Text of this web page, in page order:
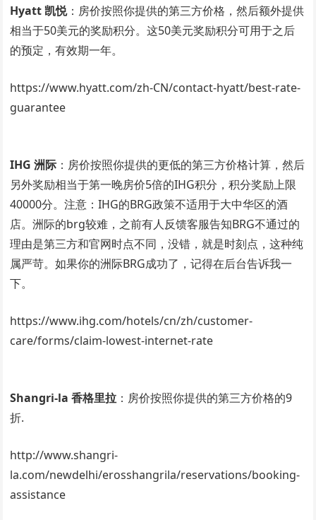
Hyatt 凯悦：房价按照你提供的第三方价格，然后额外提供
相当于50美元的奖励积分。这50美元奖励积分可用于之后
的预定，有效期一年。
https://www.hyatt.com/zh-CN/contact-hyatt/best-rate-
guarantee
IHG 洲际 ：房价按照你提供的更低的第三方价格计算，然后
另外奖励相当于第一晚房价5倍的IHG积分，积分奖励上限
40000分。注意：IHG的BRG政策不适用于大中华区的酒
店。洲际的brg较难，之前有人反馈客服告知BRG不通过的
理由是第三方和官网时点不同，没错，就是时刻点，这种纯
属严苛。如果你的洲际BRG成功了，记得在后台告诉我一
下。
https://www.ihg.com/hotels/cn/zh/customer-
care/forms/claim-lowest-internet-rate
Shangri-la 香格里拉 ：房价按照你提供的第三方价格的9
折.
http://www.shangri-
la.com/newdelhi/erosshangrila/reservations/booking-
assistance